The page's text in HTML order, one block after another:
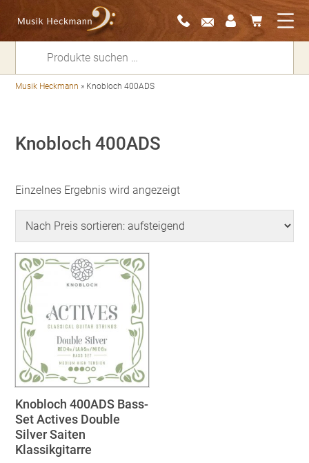
Musik Heckmann » Knobloch 400ADS
Knobloch 400ADS
Einzelnes Ergebnis wird angezeigt
Knobloch 400ADS Bass-
Set Actives Double
Silver Saiten
Klassikgitarre